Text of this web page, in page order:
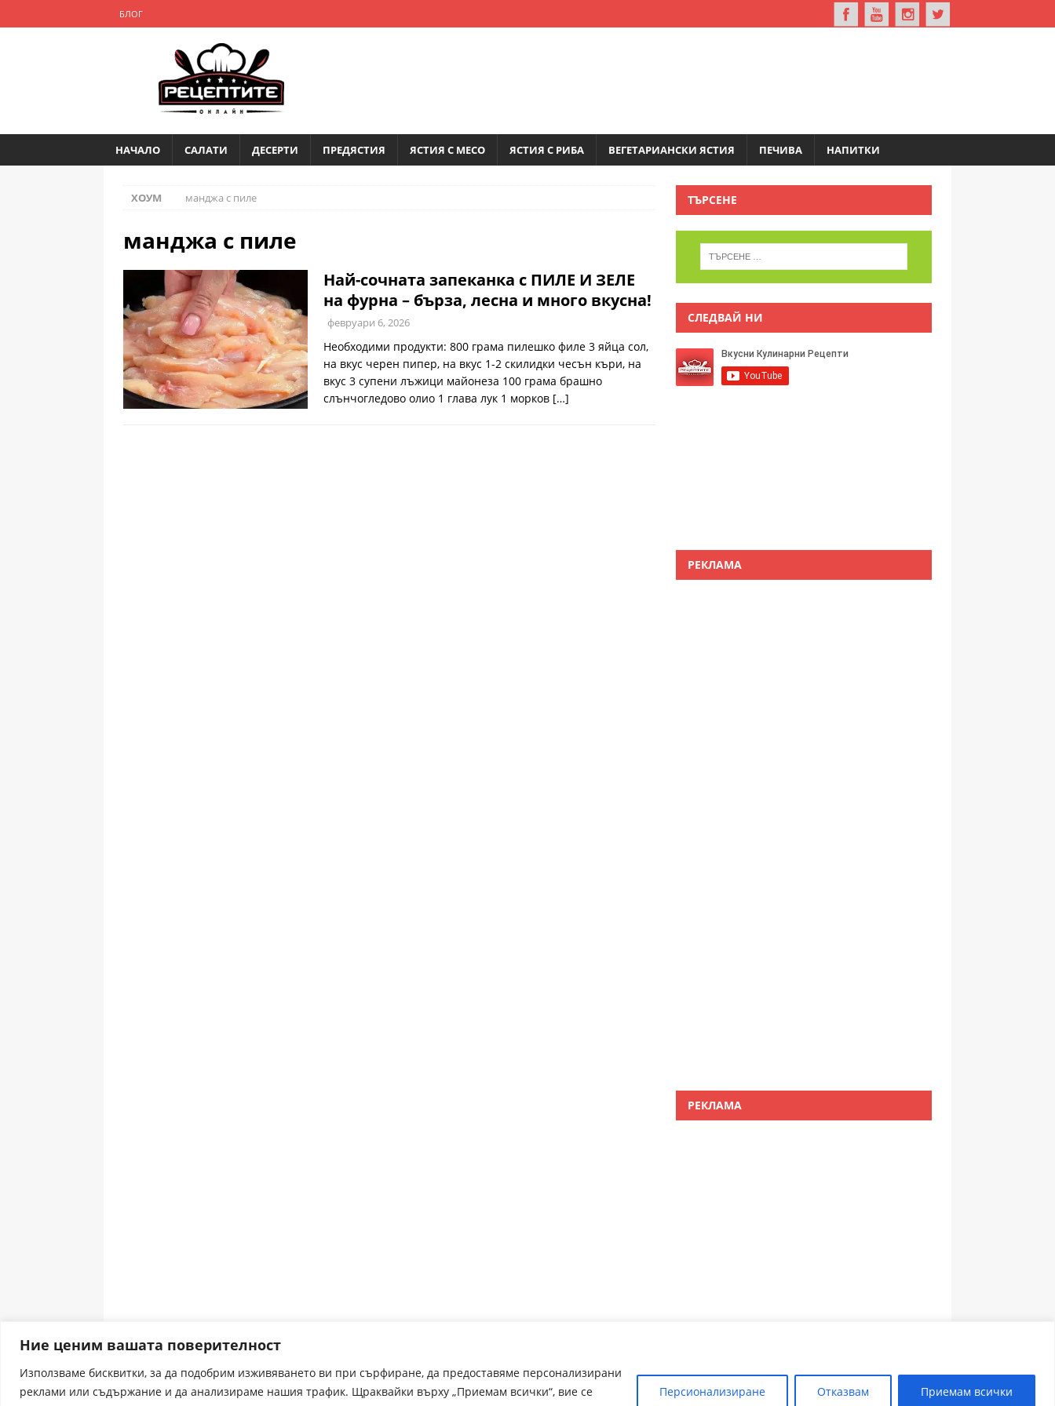
Ние ценим вашата поверителност
Използваме бисквитки, за да подобрим изживяването ви при сърфиране, да предоставяме персонализирани
реклами или съдържание и да анализираме нашия трафик. Щраквайки върху „Приемам всички“, вие се
Персионализиране Отказвам Приемам всички
БЛОГ
НАЧАЛО САЛАТИ ДЕСЕРТИ ПРЕДЯСТИЯ ЯСТИЯ С МЕСО ЯСТИЯ С РИБА ВЕГЕТАРИАНСКИ ЯСТИЯ ПЕЧИВА НАПИТКИ
ХОУМ манджа с пиле
манджа с пиле
Най-сочната запеканка с ПИЛЕ И ЗЕЛЕ
на фурна – бърза, лесна и много вкусна!
февруари 6, 2026
Необходими продукти: 800 грама пилешко филе 3 яйца сол,
на вкус черен пипер, на вкус 1-2 скилидки чесън къри, на
вкус 3 супени лъжици майонеза 100 грама брашно
слънчогледово олио 1 глава лук 1 морков […]
ТЪРСЕНЕ
СЛЕДВАЙ НИ
РЕКЛАМА
РЕКЛАМА
ЗЪБОЛЕКАР ПЛОВДИВ